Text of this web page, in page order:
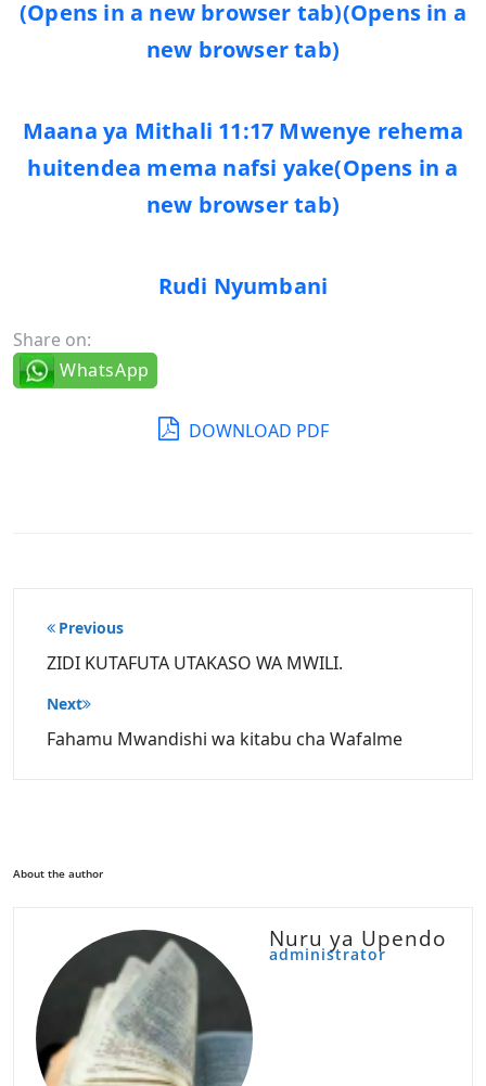
(Opens in a new browser tab)(Opens in a
new browser tab)
Maana ya Mithali 11:17 Mwenye rehema
huitendea mema nafsi yake(Opens in a
new browser tab)
Rudi Nyumbani
Share on:
WhatsApp
DOWNLOAD PDF
Post
navigation
Previous
ZIDI KUTAFUTA UTAKASO WA MWILI.
Next
Fahamu Mwandishi wa kitabu cha Wafalme
About the author
Nuru ya Upendo
administrator